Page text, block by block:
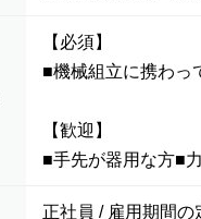
【必須】
■機械組立に携わっ
【歓迎】
■手先が器用な方■
正社員 / 雇用期間